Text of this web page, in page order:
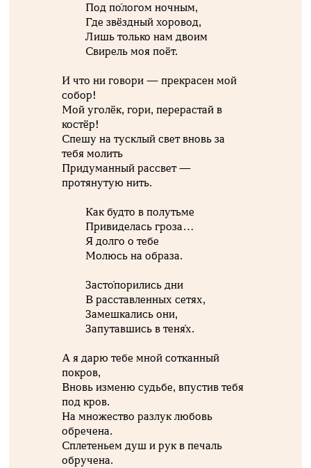
Под по́логом ночным,
Где звёздный хоровод,
Лишь только нам двоим
Свирель моя поёт.
И что ни говори — прекрасен мой
собор!
Мой уголёк, гори, перерастай в
костёр!
Спешу на тусклый свет вновь за
тебя молить
Придуманный рассвет —
протянутую нить.
Как будто в полутьме
Привиделась гроза…
Я долго о тебе
Молюсь на образа.
Засто́порились дни
В расставленных сетях,
Замешкались они,
Запутавшись в теня́х.
А я дарю тебе мной сотканный
покров,
Вновь изменю судьбе, впустив тебя
под кров.
На множество разлук любовь
обречена.
Сплетеньем душ и рук в печаль
обручена.